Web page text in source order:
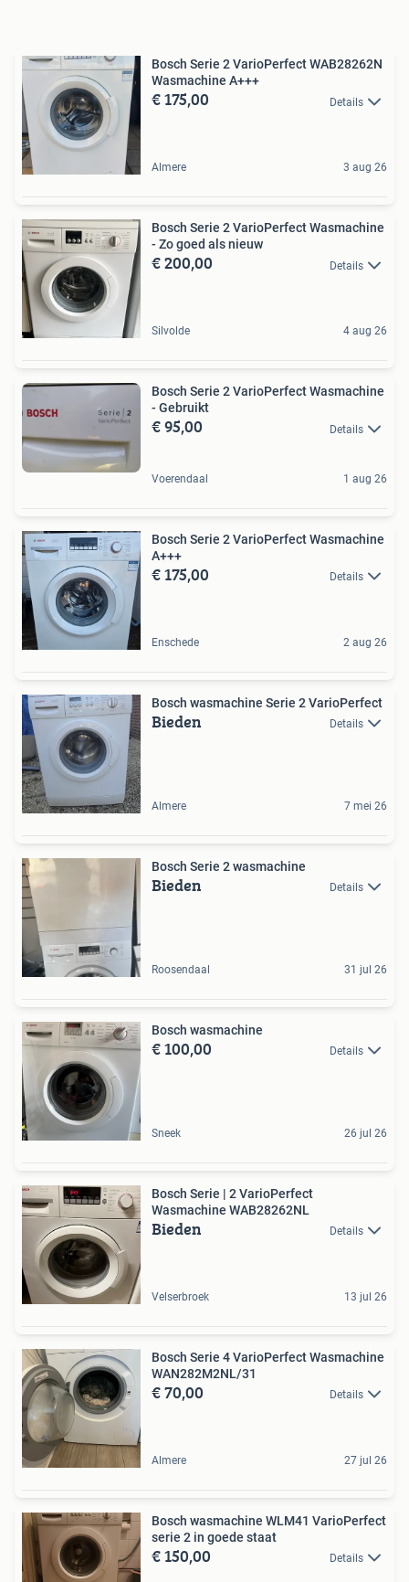
Bosch Serie 2 VarioPerfect WAB28262N
Wasmachine A+++
€ 175,00 Details
Almere 3 aug 26
Bosch Serie 2 VarioPerfect Wasmachine
- Zo goed als nieuw
€ 200,00 Details
Silvolde 4 aug 26
Bosch Serie 2 VarioPerfect Wasmachine
- Gebruikt
€ 95,00 Details
Voerendaal 1 aug 26
Bosch Serie 2 VarioPerfect Wasmachine
A+++
€ 175,00 Details
Enschede 2 aug 26
Bosch wasmachine Serie 2 VarioPerfect
Bieden Details
Almere 7 mei 26
Bosch Serie 2 wasmachine
Bieden Details
Roosendaal 31 jul 26
Bosch wasmachine
€ 100,00 Details
Sneek 26 jul 26
Bosch Serie | 2 VarioPerfect
Wasmachine WAB28262NL
Bieden Details
Velserbroek 13 jul 26
Bosch Serie 4 VarioPerfect Wasmachine
WAN282M2NL/31
€ 70,00 Details
Almere 27 jul 26
Bosch wasmachine WLM41 VarioPerfect
serie 2 in goede staat
€ 150,00 Details